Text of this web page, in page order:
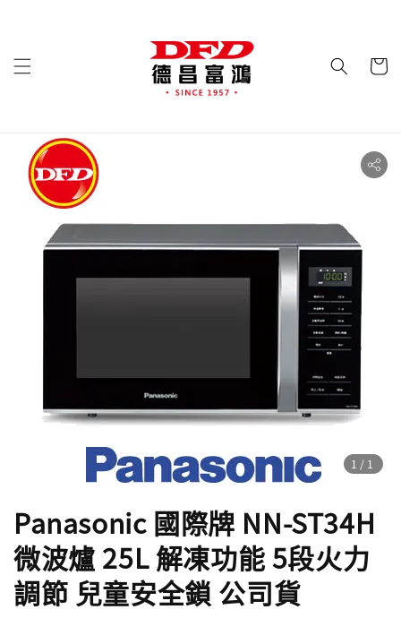
1 /1
Panasonic 國際牌 NN-ST34H
微波爐 25L 解凍功能 5段火力
調節 兒童安全鎖 公司貨